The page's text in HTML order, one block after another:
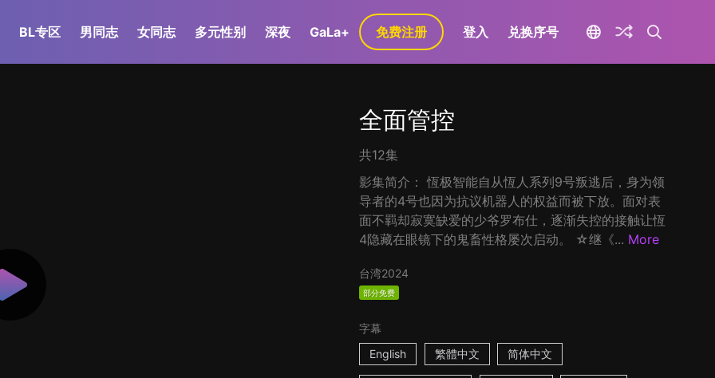
BL专区 男同志 女同志 多元性别 深夜 GaLa+ 免费注册 登入 兑换序号
全面管控
共12集
影集简介： 恆极智能自从恆人系列9号叛逃后，身为领
导者的4号也因为抗议机器人的权益而被下放。面对表
面不羁却寂寞缺爱的少爷罗布仕，逐渐失控的接触让恆
4隐藏在眼镜下的鬼畜性格屡次启动。 ☆继《... More
台湾2024
部分免费
字幕
English
繁體中文 简体中文